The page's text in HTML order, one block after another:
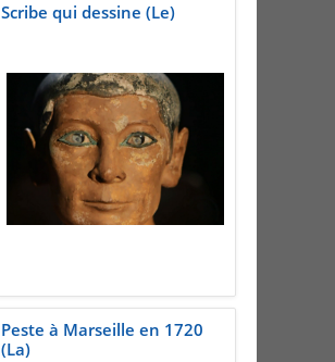
Scribe qui dessine (Le)
Peste à Marseille en 1720
(La)